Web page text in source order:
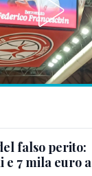
falso perito:
e 7 mila euro a